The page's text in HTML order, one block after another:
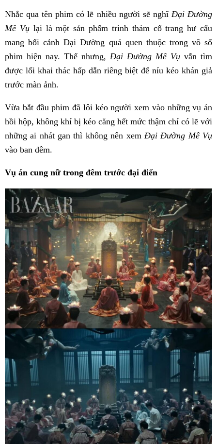
Nhắc qua tên phim có lẽ nhiều người sẽ nghĩ Đại Đường
Mê Vụlại là một sản phẩm trinh thám cổ trang hư cấu
mang bối cảnh Đại Đường quá quen thuộc trong vô số
phim hiện nay. Thế nhưng, Đại Đường Mê Vụ vẫn tìm
được lối khai thác hấp dẫn riêng biệt để níu kéo khán giả
trước màn ảnh.
Vừa bắt đầu phim đã lôi kéo người xem vào những vụ án
hồi hộp, không khí bị kéo căng hết mức thậm chí có lẽ với
những ai nhát gan thì không nên xem Đại Đường Mê Vụ
vào ban đêm.
Vụ án cung nữ trong đêm trước đại điển